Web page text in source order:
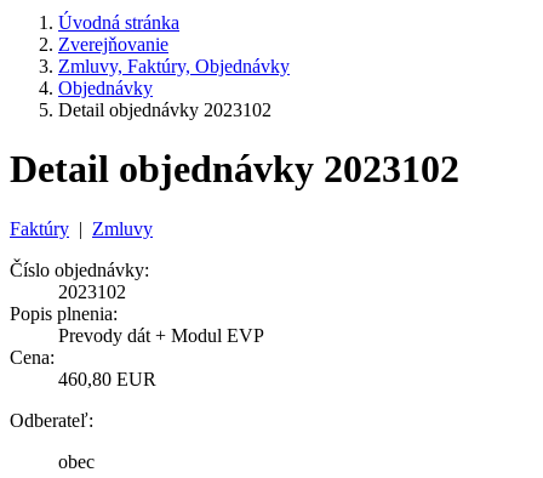
Úvodná stránka
Zverejňovanie
Zmluvy, Faktúry, Objednávky
Objednávky
Detail objednávky 2023102
Detail objednávky 2023102
Faktúry | Zmluvy
Číslo objednávky:
2023102
Popis plnenia:
Prevody dát + Modul EVP
Cena:
460,80 EUR
Odberateľ:
obec